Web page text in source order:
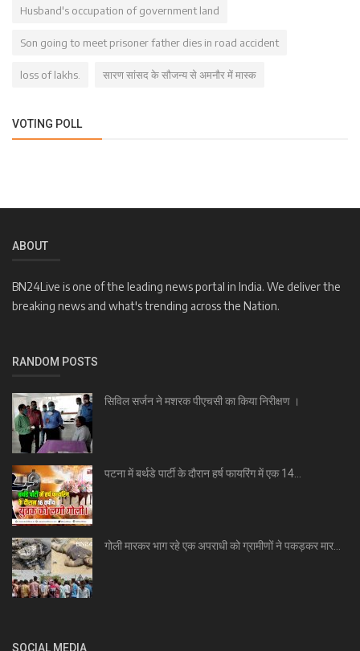
Husband's occupation of government land
Son going to meet prisoner father dies in road accident
loss of lakhs. सारण सांसद के सौजन्य से अमनौर में मास्क
VOTING POLL
ABOUT
BN24Live is one of the leading news portal in India. We deliver the
breaking news and what's trending across the Nation.
RANDOM POSTS
सिविल सर्जन ने मशरक पीएचसी का किया निरीक्षण ।
पटना में बर्थडे पार्टी के दौरान हर्ष फायरिंग में एक 14...
गोली मारकर भाग रहे एक अपराधी को ग्रामीणों ने पकड़कर मार...
SOCIAL MEDIA